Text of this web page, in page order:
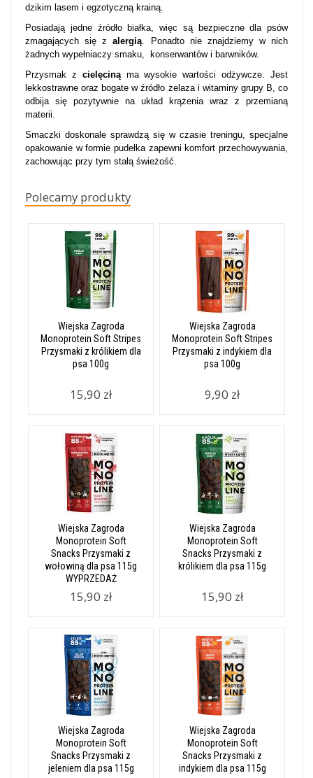
dzikim lasem i egzotyczną krainą.
Posiadają jedne źródło białka, więc są bezpieczne dla psów
zmagających się zalergią. Ponadto nie znajdziemy w nich
żadnych wypełniaczy smaku, konserwantów i barwników.
Przysmak z cielęcinąma wysokie wartości odżywcze. Jest
lekkostrawne oraz bogate w źródło żelaza i witaminy grupy B, co
odbija się pozytywnie na układ krążenia wraz z przemianą
materii.
Smaczki doskonale sprawdzą się w czasie treningu, specjalne
opakowanie w formie pudełka zapewni komfort przechowywania,
zachowując przy tym stałą świeżość.
Polecamy produkty
Wiejska Zagroda
Monoprotein Soft Stripes
Przysmaki z królikiem dla
psa 100g
15,90 zł
Wiejska Zagroda
Monoprotein Soft Stripes
Przysmaki z indykiem dla
psa 100g
9,90 zł
Wiejska Zagroda
Monoprotein Soft
Snacks Przysmaki z
wołowiną dla psa 115g
WYPRZEDAŻ
15,90 zł
Wiejska Zagroda
Monoprotein Soft
Snacks Przysmaki z
królikiem dla psa 115g
15,90 zł
Wiejska Zagroda
Monoprotein Soft
Snacks Przysmaki z
jeleniem dla psa 115g
Wiejska Zagroda
Monoprotein Soft
Snacks Przysmaki z
indykiem dla psa 115g